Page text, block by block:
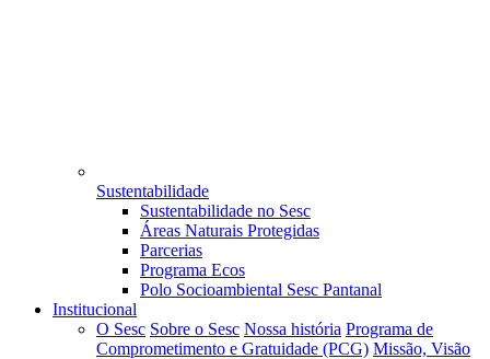
Sustentabilidade
Sustentabilidade no Sesc
Áreas Naturais Protegidas
Parcerias
Programa Ecos
Polo Socioambiental Sesc Pantanal
Institucional
O Sesc Sobre o Sesc Nossa história Programa de
Comprometimento e Gratuidade (PCG) Missão, Visão